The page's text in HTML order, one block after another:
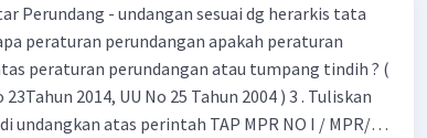
Perundang - undangan sesuai dg herarkis tata
peraturan perundangan atau tumpang tindih ? (
2014, UU No 25 Tahun 2004 ) 3 . Tuliskan
undangkan atas perintah TAP MPR NO I / MPR/